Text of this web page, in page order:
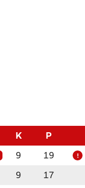
K P
9 19 !
9 17